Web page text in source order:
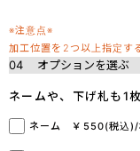
※注意点※
加工位置を2つ以上指定す
04 オプションを選ぶ
ネームや、下げ札も1
ネーム ￥550(税込)/